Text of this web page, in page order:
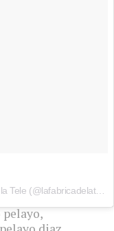
Una publicación compartida de La Fábrica de la Tele (@lafabricadelatele) el
,